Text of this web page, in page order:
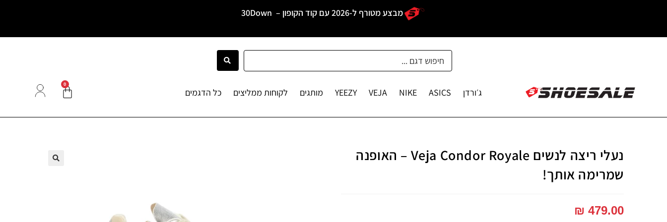
מבצע מטורף ל-2026 עם קוד הקופון – 30Down
ג׳ורדן ASICS
NIKE
VEJA
YEEZY מותגים לקוחות ממליצים כל הדגמים
0
נעלי ריצה לנשים Veja Condor Royale – האופנה
שמרימה אותך!
₪ 479.00